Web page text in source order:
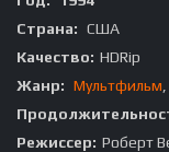
Страна: США
Качество: HDRip
Жанр: Мультфильм
Режиссер: Роберт